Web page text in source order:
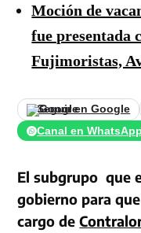
Moción de
fue presentada
Fujimoristas,
Seguir en Google
Canal en WhatsApp
El subgrupo que
gobierno para
cargo de